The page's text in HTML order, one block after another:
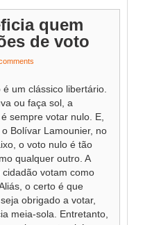
quem
de voto
é um clássico libertário.
ou faça sol, a
sempre votar nulo. E,
Bolívar Lamounier, no
o voto nulo é tão
qualquer outro. A
cidadão votam como
o certo é que
obrigado a votar,
meia-sola. Entretanto,